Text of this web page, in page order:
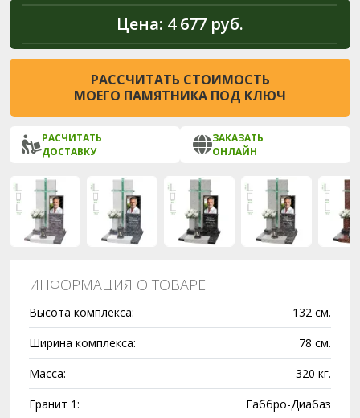
Цена: 4 677 руб.
РАССЧИТАТЬ СТОИМОСТЬ
МОЕГО ПАМЯТНИКА ПОД КЛЮЧ
РАСЧИТАТЬ
ДОСТАВКУ
ЗАКАЗАТЬ
ОНЛАЙН
ИНФОРМАЦИЯ О ТОВАРЕ:
Высота комплекса:
132 см.
Ширина комплекса:
78 см.
Масса:
320 кг.
Гранит 1:
Габбро-Диабаз